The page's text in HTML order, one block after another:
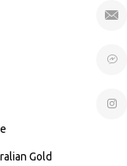
Gold